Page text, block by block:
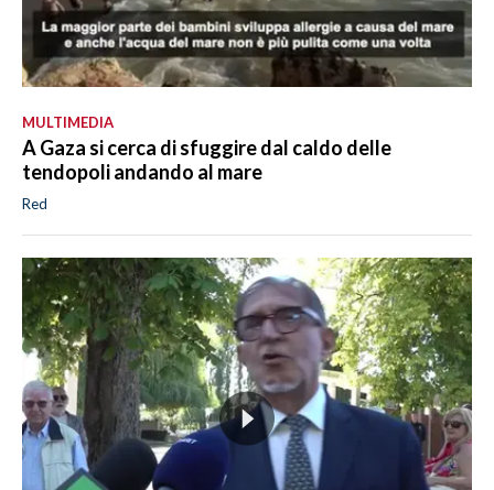
MULTIMEDIA
A Gaza si cerca di sfuggire dal caldo delle
tendopoli andando al mare
Red